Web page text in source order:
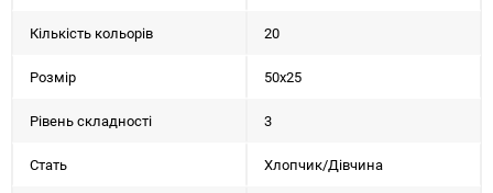
Кількість кольорів 20
Розмір 50х25
Рівень складності 3
Стать Хлопчик/Дiвчина